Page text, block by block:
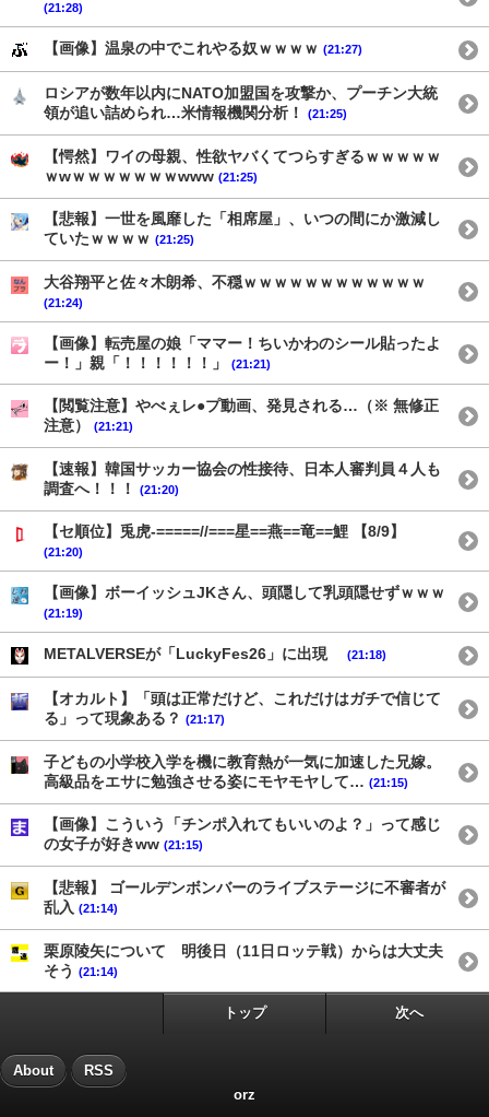
(21:28)
【画像】温泉の中でこれやる奴ｗｗｗｗ (21:27)
ロシアが数年以内にNATO加盟国を攻撃か、プーチン大統
領が追い詰められ…米情報機関分析！
(21:25)
【愕然】ワイの母親、性欲ヤバくてつらすぎるｗｗｗｗｗ
ｗwｗｗｗｗｗｗｗwww (21:25)
【悲報】一世を風靡した「相席屋」、いつの間にか激減し
ていたｗｗｗｗ (21:25)
大谷翔平と佐々木朗希、不穏ｗｗｗｗｗｗｗｗｗｗｗｗ
(21:24)
【画像】転売屋の娘「ママー！ちいかわのシール貼ったよ
ー！」親「！！！！！！」
(21:21)
【閲覧注意】やべぇレ●プ動画、発見される…（※ 無修正
注意）
(21:21)
【速報】韓国サッカー協会の性接待、日本人審判員４人も
調査へ！！！
(21:20)
【セ順位】兎虎-=====//===星==燕==竜==鯉 【8/9】
(21:20)
【画像】ボーイッシュJKさん、頭隠して乳頭隠せずｗｗｗ
(21:19)
METALVERSEが「LuckyFes26」に出現 (21:18)
【オカルト】「頭は正常だけど、これだけはガチで信じて
る」って現象ある？ (21:17)
子どもの小学校入学を機に教育熱が一気に加速した兄嫁。
高級品をエサに勉強させる姿にモヤモヤして… (21:15)
【画像】こういう「チンポ入れてもいいのよ？」って感じ
の女子が好きww (21:15)
【悲報】 ゴールデンボンバーのライブステージに不審者が
乱入 (21:14)
栗原陵矢について 明後日（11日ロッテ戦）からは大丈夫
そう (21:14)
トップ 次へ
About RSS
orz